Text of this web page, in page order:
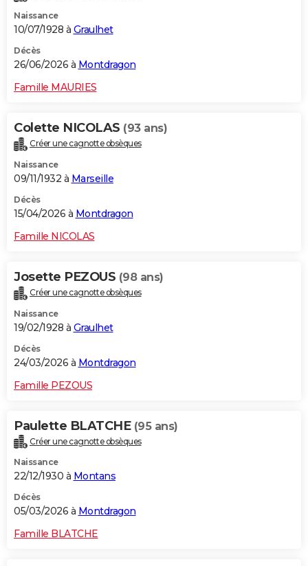
COPAINS D'AVANT
S'inscrire
Se connecter
Lycées
Collèges
Primaires
Universités
Entreprises
Service militaire
Avis de recherche
AVIS DE DÉCÈS
Naissance
10/07/1928 à Graulhet
Décès
26/06/2026 à Montdragon
Famille MAURIES
Colette NICOLAS (93 ans)
Créer une cagnotte obsèques
Naissance
09/11/1932 à Marseille
Décès
15/04/2026 à Montdragon
Famille NICOLAS
Josette PEZOUS (98 ans)
Créer une cagnotte obsèques
Naissance
19/02/1928 à Graulhet
Décès
24/03/2026 à Montdragon
Famille PEZOUS
Paulette BLATCHE (95 ans)
Créer une cagnotte obsèques
Naissance
22/12/1930 à Montans
Décès
05/03/2026 à Montdragon
Famille BLATCHE